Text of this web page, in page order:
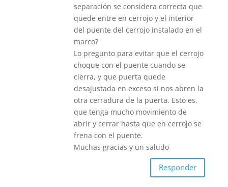
separación se considera correcta que
quede entre en cerrojo y el interior
del puente del cerrojo instalado en el
marco?
Lo pregunto para evitar que el cerrojo
choque con el puente cuando se
cierra, y que puerta quede
desajustada en exceso si nos abren la
otra cerradura de la puerta. Esto es,
que tenga mucho movimiento de
abrir y cerrar hasta que en cerrojo se
frena con el puente.
Muchas gracias y un saludo
Responder